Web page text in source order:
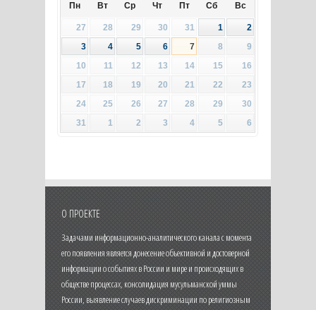
Пн Вт Ср Чт Пт Сб Вс
27 28 29 30 31 1
2
3
4 5 6 7 8
9
10
11 12 13 14 15
16
17
18 19 20 21 22
23
24
25 26 27 28 29
30
31
1 2 3 4 5 6
О ПРОЕКТЕ
Задачами информационно-аналитического канала с момента
его появления является донесение объективной и достоверной
информации о событиях в России и мире и происходящих в
обществе процессах, консолидация мусульманской уммы
России, выявление случаев дискриминации по религиозным